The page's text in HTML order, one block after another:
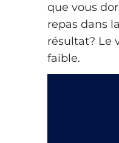
que vous
repas dans
résultat? Le
faible.